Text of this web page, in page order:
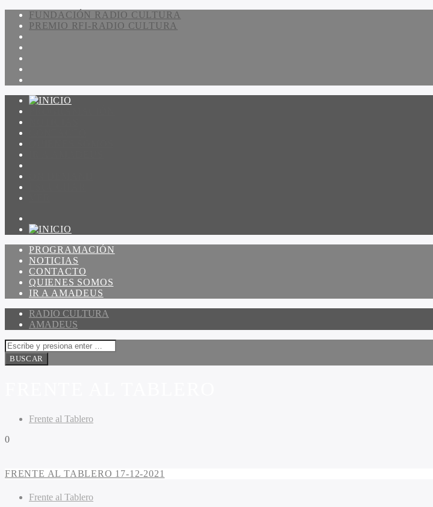
FUNDACIÓN RADIO CULTURA
PREMIO RFI-RADIO CULTURA
PROGRAMACIÓN
NOTICIAS
CONTACTO
QUIENES SOMOS
IR A AMADEUS
RADIO CULTURA
AMADEUS
Frente al Tablero
0
FRENTE AL TABLERO 17-12-2021
Frente al Tablero